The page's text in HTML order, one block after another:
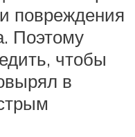
повреждения
Поэтому
чтобы
в